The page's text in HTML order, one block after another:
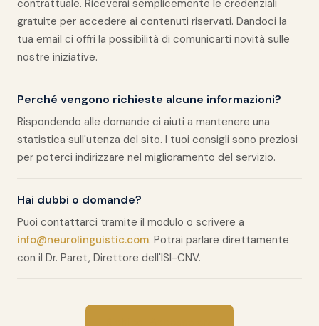
contrattuale. Riceverai semplicemente le credenziali
gratuite per accedere ai contenuti riservati. Dandoci la
tua email ci offri la possibilità di comunicarti novità sulle
nostre iniziative.
Perché vengono richieste alcune informazioni?
Rispondendo alle domande ci aiuti a mantenere una
statistica sull'utenza del sito. I tuoi consigli sono preziosi
per poterci indirizzare nel miglioramento del servizio.
Hai dubbi o domande?
Puoi contattarci tramite il modulo o scrivere a
info@neurolinguistic.com. Potrai parlare direttamente
con il Dr. Paret, Direttore dell'ISI-CNV.